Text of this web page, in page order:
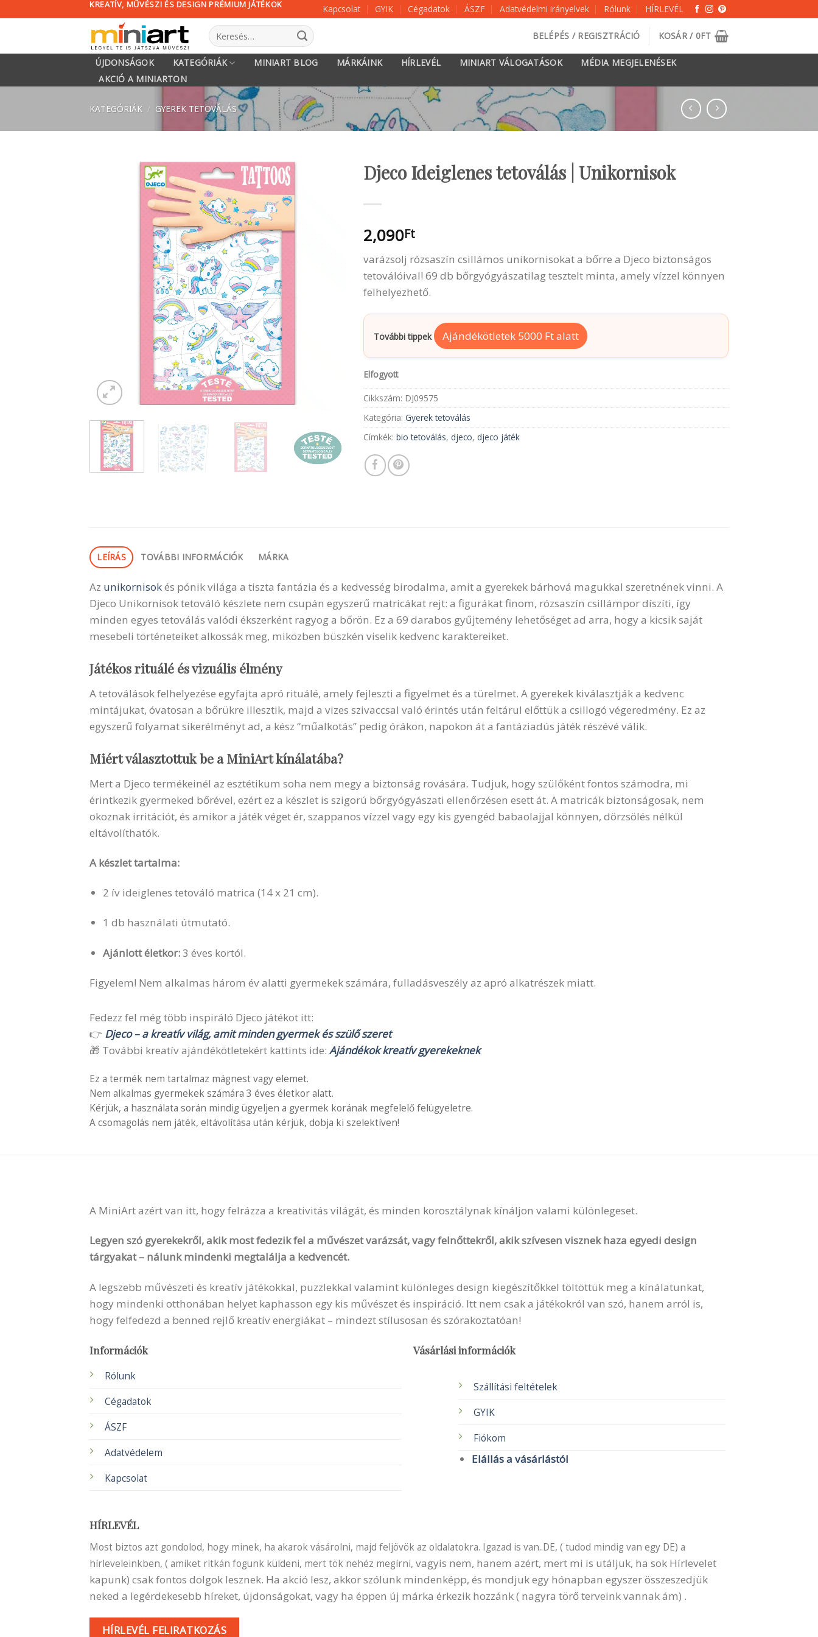
KREATÍV, MŰVÉSZI ÉS DESIGN PRÉMIUM JÁTÉKOK Kapcsolat GYIK Cégadatok ÁSZF Adatvédelmi irányelvek Rólunk HÍRLEVÉL
Keresés
a
következőre:
BELÉPÉS / REGISZTRÁCIÓ KOSÁR / 0FT
ÚJDONSÁGOK KATEGÓRIÁK MINIART BLOG MÁRKÁINK HÍRLEVÉL MINIART VÁLOGATÁSOK
MÉDIA MEGJELENÉSEK
AKCIÓ A MINIARTON
KATEGÓRIÁK / GYEREK TETOVÁLÁS
Djeco Ideiglenes tetoválás | Unikornisok
2,090Ft
varázsolj rózsaszín csillámos unikornisokat a bőrre a Djeco biztonságos
tetoválóival! 69 db bőrgyógyászatilag tesztelt minta, amely vízzel könnyen
felhelyezhető.
További tippek Ajándékötletek 5000 Ft alatt
Elfogyott
Cikkszám: DJ09575
Kategória: Gyerek tetoválás
Címkék: bio tetoválás, djeco, djeco játék
LEÍRÁS TOVÁBBI INFORMÁCIÓK MÁRKA
Az unikornisokés pónik világa a tiszta fantázia és a kedvesség birodalma, amit a gyerekek bárhová magukkal szeretnének vinni. A
Djeco Unikornisok tetováló készlete nem csupán egyszerű matricákat rejt: a figurákat finom, rózsaszín csillámpor díszíti, így
minden egyes tetoválás valódi ékszerként ragyog a bőrön. Ez a 69 darabos gyűjtemény lehetőséget ad arra, hogy a kicsik saját
mesebeli történeteiket alkossák meg, miközben büszkén viselik kedvenc karaktereiket.
Játékos rituálé és vizuális élmény
A tetoválások felhelyezése egyfajta apró rituálé, amely fejleszti a figyelmet és a türelmet. A gyerekek kiválasztják a kedvenc
mintájukat, óvatosan a bőrükre illesztik, majd a vizes szivaccsal való érintés után feltárul előttük a csillogó végeredmény. Ez az
egyszerű folyamat sikerélményt ad, a kész “műalkotás” pedig órákon, napokon át a fantáziadús játék részévé válik.
Miért választottuk be a MiniArt kínálatába?
Mert a Djeco termékeinél az esztétikum soha nem megy a biztonság rovására. Tudjuk, hogy szülőként fontos számodra, mi
érintkezik gyermeked bőrével, ezért ez a készlet is szigorú bőrgyógyászati ellenőrzésen esett át. A matricák biztonságosak, nem
okoznak irritációt, és amikor a játék véget ér, szappanos vízzel vagy egy kis gyengéd babaolajjal könnyen, dörzsölés nélkül
eltávolíthatók.
A készlet tartalma:
2 ív ideiglenes tetováló matrica (14 x 21 cm).
1 db használati útmutató.
Ajánlott életkor:3 éves kortól.
Figyelem! Nem alkalmas három év alatti gyermekek számára, fulladásveszély az apró alkatrészek miatt.
Fedezz fel még több inspiráló Djeco játékot itt:
👉 Djeco – a kreatív világ, amit minden gyermek és szülő szeret
🎁 További kreatív ajándékötletekért kattints ide: Ajándékok kreatív gyerekeknek
Ez a termék nem tartalmaz mágnest vagy elemet.
Nem alkalmas gyermekek számára 3 éves életkor alatt.
Kérjük, a használata során mindig ügyeljen a gyermek korának megfelelő felügyeletre.
A csomagolás nem játék, eltávolítása után kérjük, dobja ki szelektíven!
A MiniArt azért van itt, hogy felrázza a kreativitás világát, és minden korosztálynak kínáljon valami különlegeset.
Legyen szó gyerekekről, akik most fedezik fel a művészet varázsát, vagy felnőttekről, akik szívesen visznek haza egyedi design
tárgyakat – nálunk mindenki megtalálja a kedvencét.
A legszebb művészeti és kreatív játékokkal, puzzlekkal valamint különleges design kiegészítőkkel töltöttük meg a kínálatunkat,
hogy mindenki otthonában helyet kaphasson egy kis művészet és inspiráció. Itt nem csak a játékokról van szó, hanem arról is,
hogy felfedezd a benned rejlő kreatív energiákat – mindezt stílusosan és szórakoztatóan!
Információk
Rólunk
Cégadatok
ÁSZF
Adatvédelem
Kapcsolat
Vásárlási információk
Szállítási feltételek
GYIK
Fiókom
Elállás a vásárlástól
HÍRLEVÉL
Most biztos azt gondolod, hogy minek, ha akarok vásárolni, majd feljövök az oldalatokra. Igazad is van..DE, ( tudod mindig van egy DE) a
hírleveleinkben, ( amiket ritkán fogunk küldeni, mert tök nehéz megírni, vagyis nem, hanem azért, mert mi is utáljuk, ha sok Hírlevelet
kapunk) csak fontos dolgok lesznek. Ha akció lesz, akkor szólunk mindenképp, és mondjuk egy hónapban egyszer összeszedjük
neked a legérdekesebb híreket, újdonságokat, vagy ha éppen új márka érkezik hozzánk ( nagyra törő terveink vannak ám) .
HÍRLEVÉL FELIRATKOZÁS